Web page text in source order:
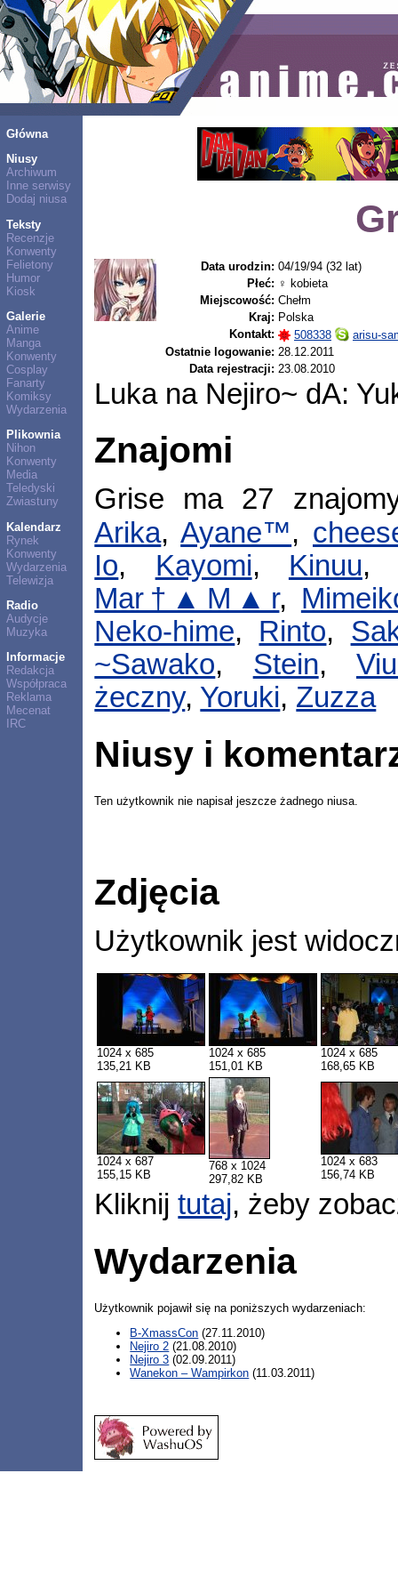
Główna
Niusy
Archiwum
Inne serwisy
Dodaj niusa
Teksty
Recenzje
Konwenty
Felietony
Humor
Kiosk
Galerie
Anime
Manga
Konwenty
Cosplay
Fanarty
Komiksy
Wydarzenia
Plikownia
Nihon
Konwenty
Media
Teledyski
Zwiastuny
Kalendarz
Rynek
Konwenty
Wydarzenia
Telewizja
Radio
Audycje
Muzyka
Informacje
Redakcja
Współpraca
Reklama
Mecenat
IRC
Data urodzin: 04/19/94 (32 lat)
Płeć: ♀ kobieta
Miejscowość: Chełm
Kraj: Polska
Kontakt:
508338
arisu-
Ostatnie logowanie: 28.12.2011
Data rejestracji: 23.08.2010
Luka na Nejiro~ dA:
Znajomi
Grise ma 27
Arika,Ayane™,
Io, Kayomi, Kinuu
Mar†▲M▲r,
Neko-hime, Rinto,
~Sawako, Stein,
żeczny, Yoruki, Zuzza
Niusy i
Ten użytkownik nie napisał jeszcze żadnego niusa.
Zdjęcia
Użytkownik jest
1024 x 685
135,21 KB
1024 x 685
151,01 KB
1024 x 685
168,65 KB
1024 x 687
155,15 KB
768 x 1024
297,82 KB
1024 x 683
156,74 KB
Kliknijtutaj, żeby
Wydarzenia
Użytkownik pojawił się na poniższych wydarzeniach:
B-XmassCon (27.11.2010)
Nejiro 2 (21.08.2010)
Nejiro 3 (02.09.2011)
Wanekon – Wampirkon (11.03.2011)